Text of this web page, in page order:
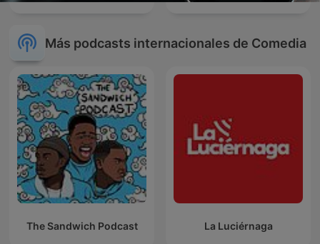
Más podcasts internacionales de Comedia
The Sandwich Podcast La Luciérnaga